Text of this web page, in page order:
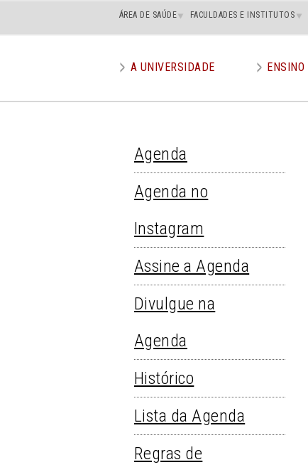
Main
superior
ÁREA DE SAÚDE FACULDADES E INSTITUTOS
menu
A UNIVERSIDADE ENSINO
AGENDA
Agenda
Agenda no
Instagram
Assine a Agenda
Divulgue na
Agenda
Histórico
Lista da Agenda
Regras de